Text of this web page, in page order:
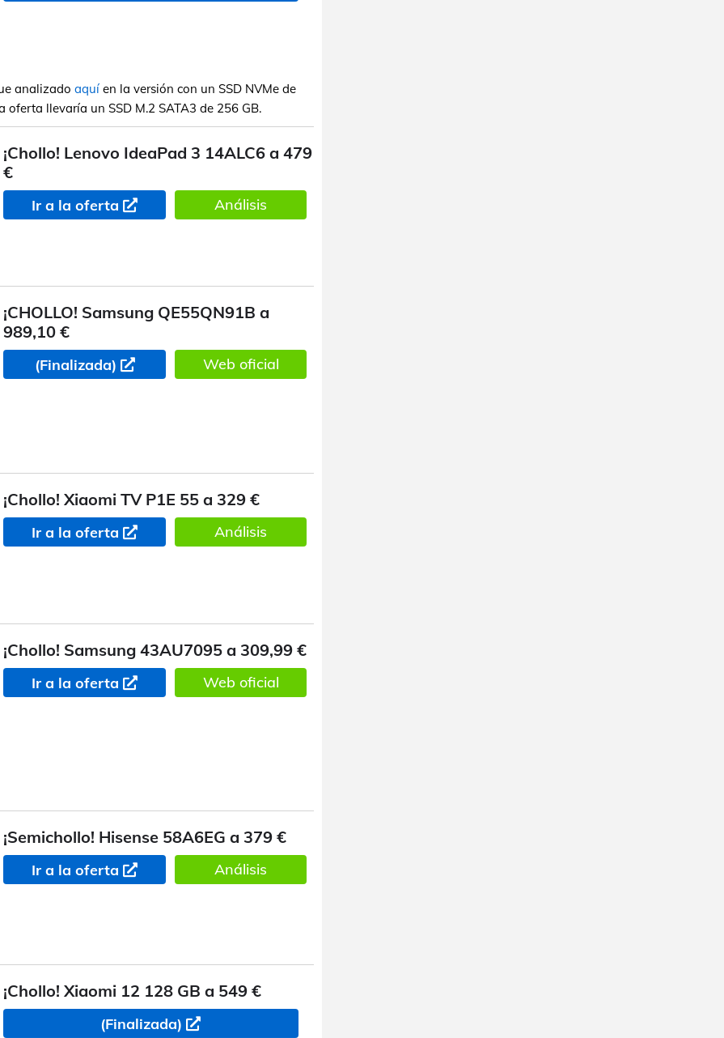
analizado aquí en la versión con un SSD NVMe de
oferta llevaría un SSD M.2 SATA3 de 256 GB.
¡Chollo! Lenovo IdeaPad 3 14ALC6 a 479
€
Ir a la oferta Análisis
¡CHOLLO! Samsung QE55QN91B a
989,10 €
(Finalizada) Web oficial
¡Chollo! Xiaomi TV P1E 55 a 329 €
Ir a la oferta Análisis
¡Chollo! Samsung 43AU7095 a 309,99 €
Ir a la oferta Web oficial
¡Semichollo! Hisense 58A6EG a 379 €
Ir a la oferta Análisis
¡Chollo! Xiaomi 12 128 GB a 549 €
(Finalizada)